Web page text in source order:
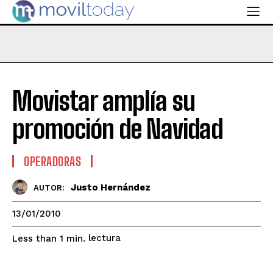
Movistar amplía su
promoción de Navidad
OPERADORAS
AUTOR: Justo Hernández
13/01/2010
Less than 1 min. lectura